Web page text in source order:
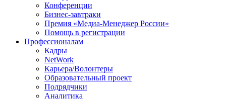
Конференции
Бизнес-завтраки
Премия «Медиа-Менеджер России»
Помощь в регистрации
Профессионалам
Кадры
NetWork
Карьера/Волонтеры
Образовательный проект
Подрядчики
Аналитика